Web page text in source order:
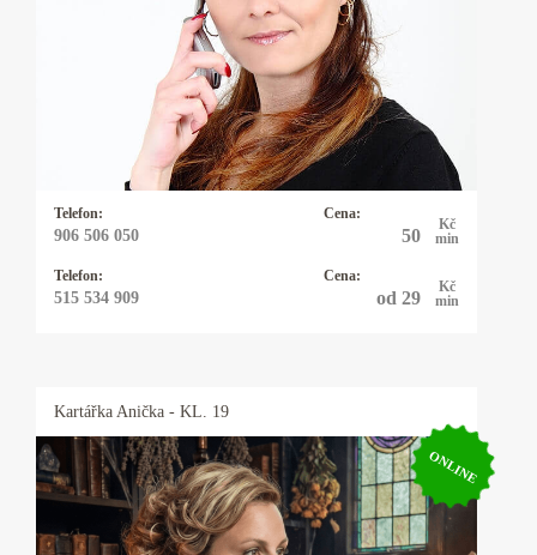
Telefon:
906 506 050
Cena:
50
Kč
min
Telefon:
515 534 909
Cena:
od 29
Kč
min
Řešíte vztahy, lásku, peníze, zaměstnání nebo
něco jiného? Mým oblíbeným orákulem jsou
karty - mariášové, tarotové, archandělské,
věštím také z kamenných run, využívám
energie kyvadélka.
Kartářka Anička - KL. 19
ONLINE
Kartářka Anička